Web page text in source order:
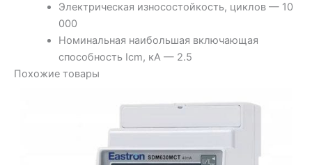
Электрическая износостойкость, циклов — 10
000
Номинальная наибольшая включающая
способность Icm, кА — 2.5
Похожие товары